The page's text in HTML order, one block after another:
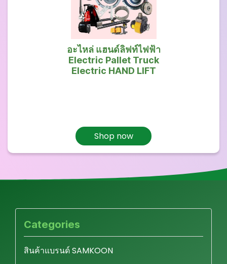
อะไหล่ แฮนด์ลิฟท์ไฟฟ้า
Electric Pallet Truck
Electric HAND LIFT
Shop now
Categories
สินค้าแบรนด์ SAMKOON